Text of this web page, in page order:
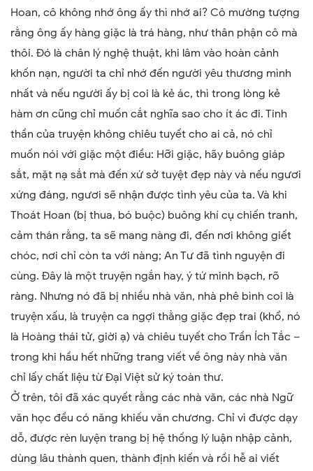
Hoan, cô không nhớ ông ấy thì nhớ ai? Cô mường tượng
rằng ông ấy hàng giặc là trá hàng, như thân phận cô mà
thôi. Đó là chân lý nghệ thuật, khi lâm vào hoàn cảnh
khốn nạn, người ta chỉ nhớ đến người yêu thương mình
nhất và nếu người ấy bị coi là kẻ ác, thì trong lòng kẻ
hàm ơn cũng chỉ muốn cắt nghĩa sao cho ít ác đi. Tinh
thần của truyện không chiêu tuyết cho ai cả, nó chỉ
muốn nói với giặc một điều: Hỡi giặc, hãy buông giáp
sắt, mặt nạ sắt mà đến xứ sở tuyệt đẹp này và nếu ngươi
xứng đáng, ngươi sẽ nhận được tình yêu của ta. Và khi
Thoát Hoan (bị thua, bó buộc) buông khí cụ chiến tranh,
cảm thán rằng, ta sẽ mang nàng đi, đến nơi không giết
chóc, nơi chỉ còn ta với nàng; An Tư đã tình nguyện đi
cùng. Đây là một truyện ngắn hay, ý tứ minh bạch, rõ
ràng. Nhưng nó đã bị nhiều nhà văn, nhà phê bình coi là
truyện xấu, là truyện ca ngợi thằng giặc đẹp trai (khổ, nó
là Hoàng thái tử, giời ạ) và chiêu tuyết cho Trần Ích Tắc –
trong khi hầu hết những trang viết về ông này nhà văn
chỉ lấy chất liệu từ Đại Việt sử ký toàn thư.
Ở trên, tôi đã xác quyết rằng các nhà văn, các nhà Ngữ
văn học đều có năng khiếu văn chương. Chỉ vì được dạy
dỗ, được rèn luyện trang bị hệ thống lý luận nhập cảnh,
dùng lâu thành quen, thành định kiến và rồi hễ ai viết